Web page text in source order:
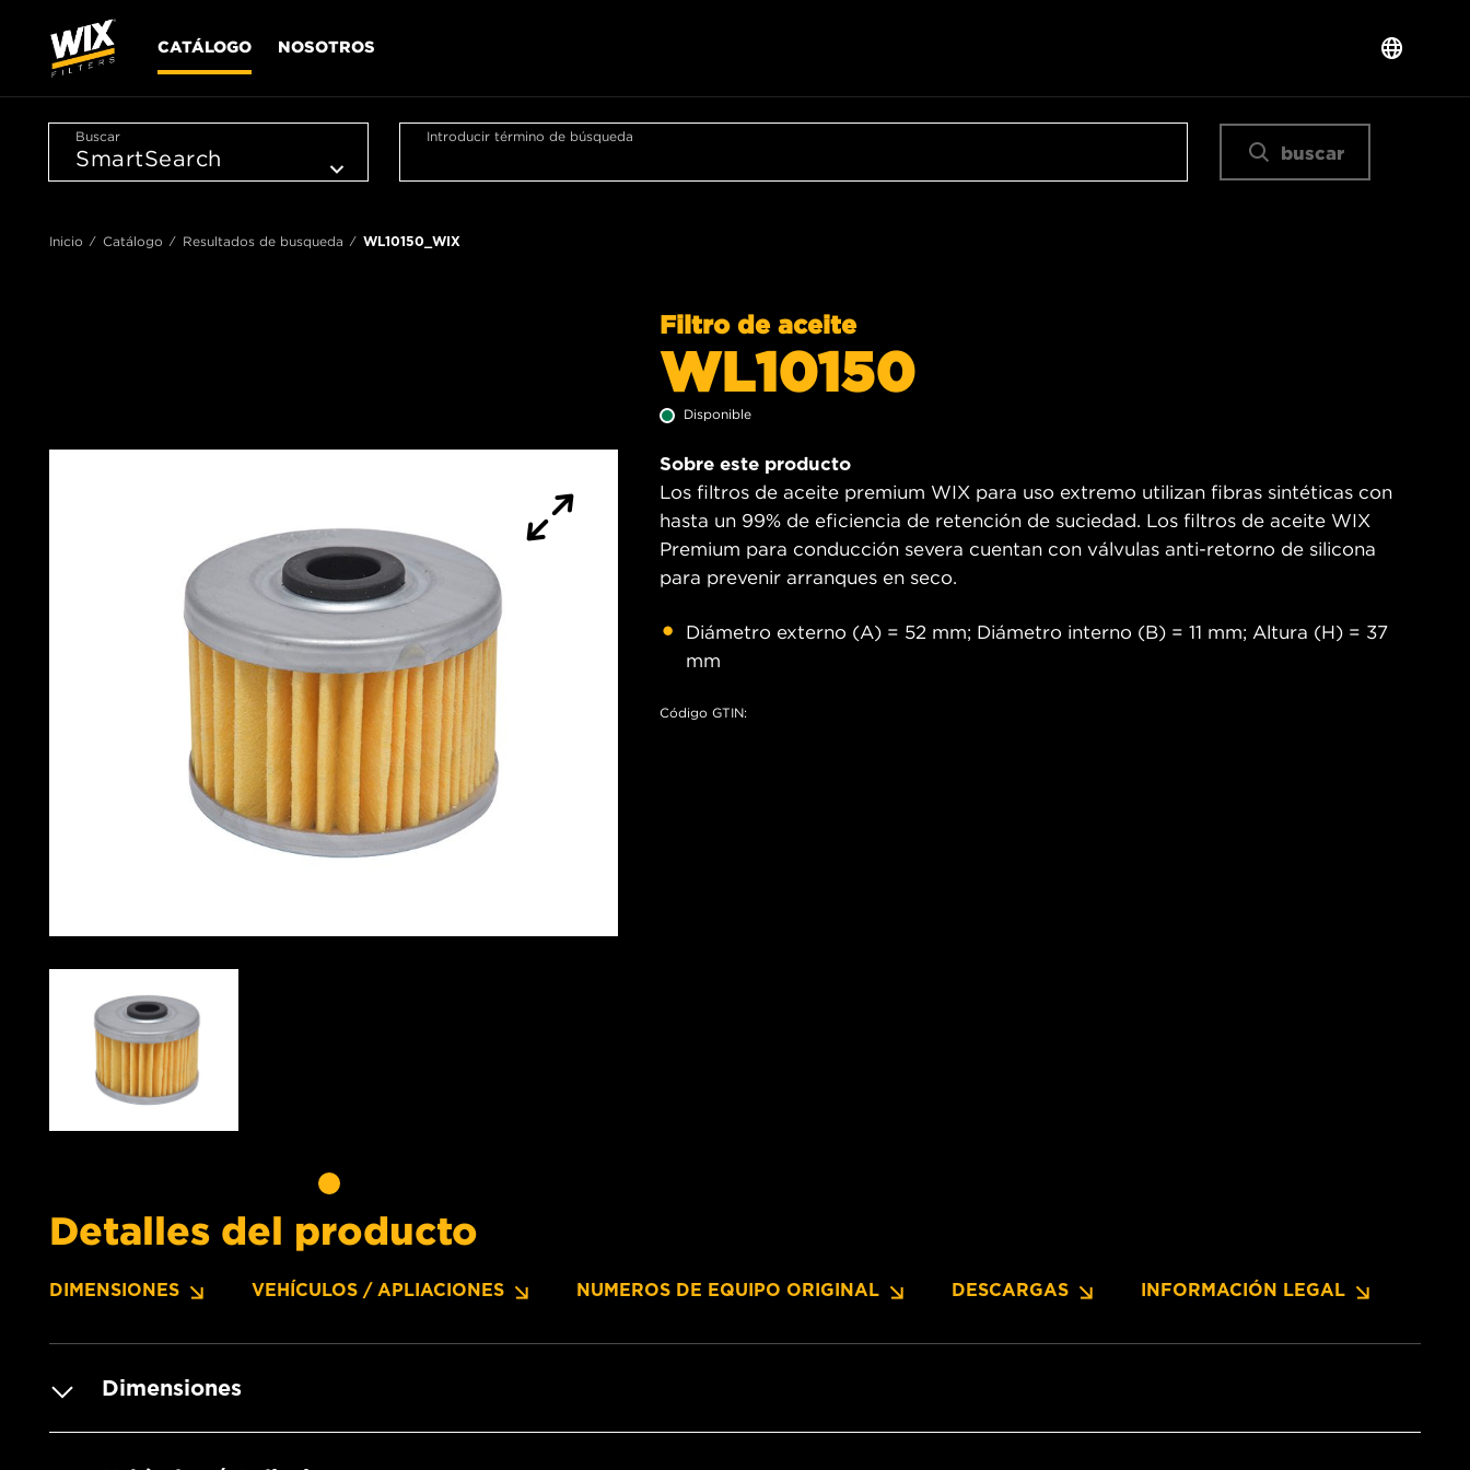
CATÁLOGO NOSOTROS
Buscar Introducir término de búsqueda
buscar
Inicio Catálogo Resultados de busqueda WL10150_WIX
Filtro de aceite
WL10150
Disponible
Sobre este producto
Los filtros de aceite premium WIX para uso extremo utilizan fibras sintéticas con
hasta un 99% de eficiencia de retención de suciedad. Los filtros de aceite WIX
Premium para conducción severa cuentan con válvulas anti-retorno de silicona
para prevenir arranques en seco.
Diámetro externo (A) = 52 mm; Diámetro interno (B) = 11 mm; Altura (H) = 37
mm
Código GTIN:
Detalles del producto
DIMENSIONES VEHÍCULOS / APLIACIONES NUMEROS DE EQUIPO ORIGINAL DESCARGAS INFORMACIÓN LEGAL
Dimensiones